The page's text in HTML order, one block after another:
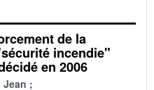
de la
incendie"
en 2006
Jean